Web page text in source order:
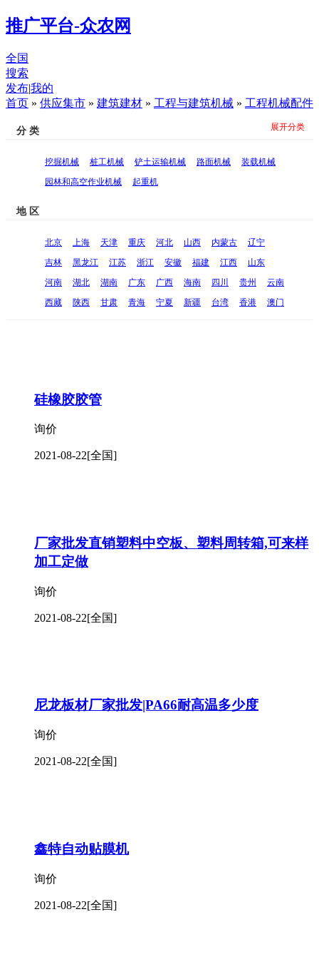
推广平台-众农网
全国
搜索
发布|我的
首页 » 供应集市 » 建筑建材 » 工程与建筑机械 » 工程机械配件
分 类
挖掘机械 桩工机械 铲土运输机械 路面机械
装载机械
园林和高空作业机械
起重机
展开分类
地 区
北京 上海 天津 重庆 河北 山西 内蒙古
辽宁
吉林
黑龙江 江苏 浙江 安徽 福建 江西
山东
河南
湖北 湖南 广东 广西 海南 四川 贵州
云南
西藏
陕西 甘肃 青海 宁夏 新疆 台湾 香港 澳门
硅橡胶胶管
询价
2021-08-22[全国]
厂家批发直销塑料中空板、塑料周转箱,可来样
加工定做
询价
2021-08-22[全国]
尼龙板材厂家批发|PA66耐高温多少度
询价
2021-08-22[全国]
鑫特自动贴膜机
询价
2021-08-22[全国]